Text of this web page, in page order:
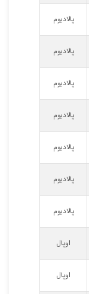
پالادیوم
پالادیوم
پالادیوم
پالادیوم
پالادیوم
پالادیوم
پالادیوم
اوپال
اوپال